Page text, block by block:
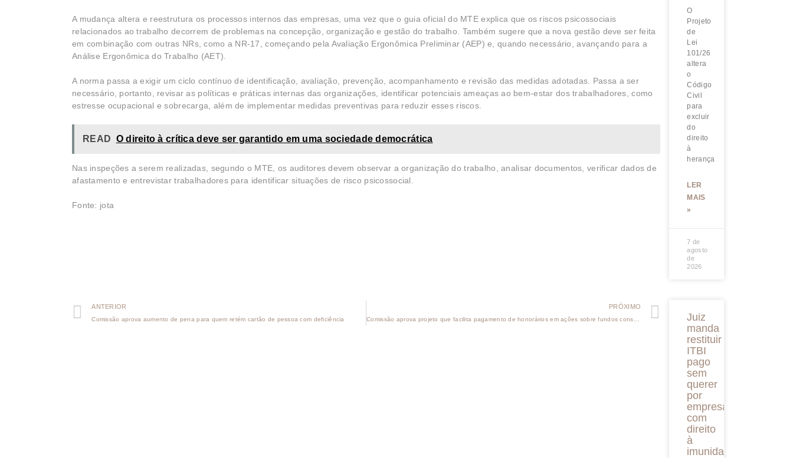
A mudança altera e reestrutura os processos internos das empresas, uma vez que o guia oficial do MTE explica que os riscos psicossociais
relacionados ao trabalho decorrem de problemas na concepção, organização e gestão do trabalho. Também sugere que a nova gestão deve ser feita
em combinação com outras NRs, como a NR-17, começando pela Avaliação Ergonômica Preliminar (AEP) e, quando necessário, avançando para a
Análise Ergonômica do Trabalho (AET).
A norma passa a exigir um ciclo contínuo de identificação, avaliação, prevenção, acompanhamento e revisão das medidas adotadas. Passa a ser
necessário, portanto, revisar as políticas e práticas internas das organizações, identificar potenciais ameaças ao bem-estar dos trabalhadores, como
estresse ocupacional e sobrecarga, além de implementar medidas preventivas para reduzir esses riscos.
READ O direito à crítica deve ser garantido em uma sociedade democrática
Nas inspeções a serem realizadas, segundo o MTE, os auditores devem observar a organização do trabalho, analisar documentos, verificar dados de
afastamento e entrevistar trabalhadores para identificar situações de risco psicossocial.
Fonte: jota
ANTERIOR
Comissão aprova aumento de pena para quem retém cartão de pessoa com deficiência
PRÓXIMO
O
Projeto
de
Lei
101/26
altera
o
Código
Civil
para
excluir
do
direito
à
herança
LER
MAIS
»
7 de
agosto
de
2026
Juiz
manda
restituir
ITBI
pago
sem
querer
por
empresa
com
direito
à
imunidade